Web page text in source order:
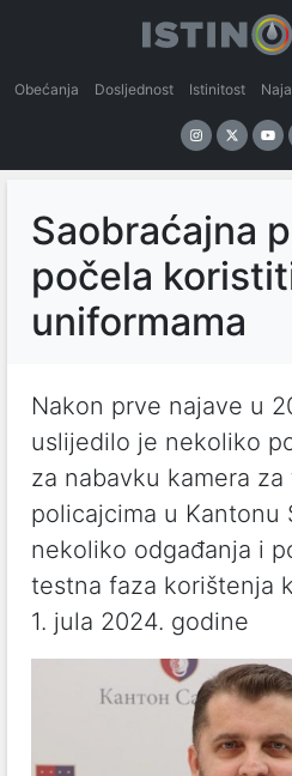
Obećanja Dosljednost Istinitost
Saobraćajna
počela
uniformama
Nakon prve najave u
uslijedilo je nekoliko
za nabavku kamera
policajcima u Kantonu
nekoliko odgađanja i
testna faza korištenja
1. jula 2024. godine